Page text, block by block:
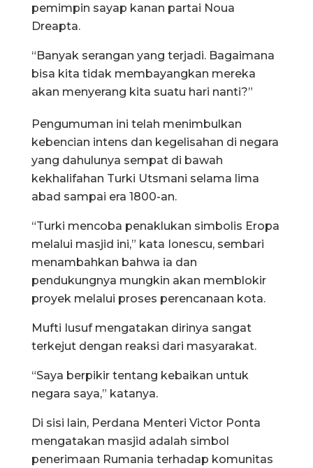
pemimpin sayap kanan partai Noua
Dreapta.
“Banyak serangan yang terjadi. Bagaimana
bisa kita tidak membayangkan mereka
akan menyerang kita suatu hari nanti?”
Pengumuman ini telah menimbulkan
kebencian intens dan kegelisahan di negara
yang dahulunya sempat di bawah
kekhalifahan Turki Utsmani selama lima
abad sampai era 1800-an.
“Turki mencoba penaklukan simbolis Eropa
melalui masjid ini,” kata Ionescu, sembari
menambahkan bahwa ia dan
pendukungnya mungkin akan memblokir
proyek melalui proses perencanaan kota.
Mufti Iusuf mengatakan dirinya sangat
terkejut dengan reaksi dari masyarakat.
“Saya berpikir tentang kebaikan untuk
negara saya,” katanya.
Di sisi lain, Perdana Menteri Victor Ponta
mengatakan masjid adalah simbol
penerimaan Rumania terhadap komunitas